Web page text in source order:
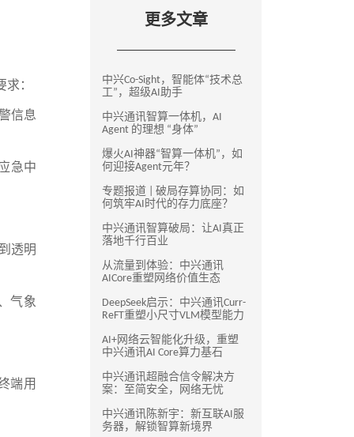
：
信息
急中
透明
气象
端用
更多文章
中兴Co-Sight，智能体“技术总
工”，超级AI助手
中兴通讯智算一体机，AI
Agent 的理想 “身体”
爆火AI神器“智算一体机”，如
何迎接Agent元年？
专题报道 | 破局存算协同：如
何筑牢AI时代的存力底座？
中兴通讯智算破局：让AI真正
落地千行百业
从流量到体验：中兴通讯
AICore重塑网络价值生态
DeepSeek启示：中兴通讯Curr-
ReFT重塑小尺寸VLM模型能力
AI+网络云智能化升级，重塑
中兴通讯AI Core算力基石
中兴通讯超融合信令解决方
案：至简安全，网络无忧
中兴通讯陈新宇：新互联AI服
务器，解锁智算新境界